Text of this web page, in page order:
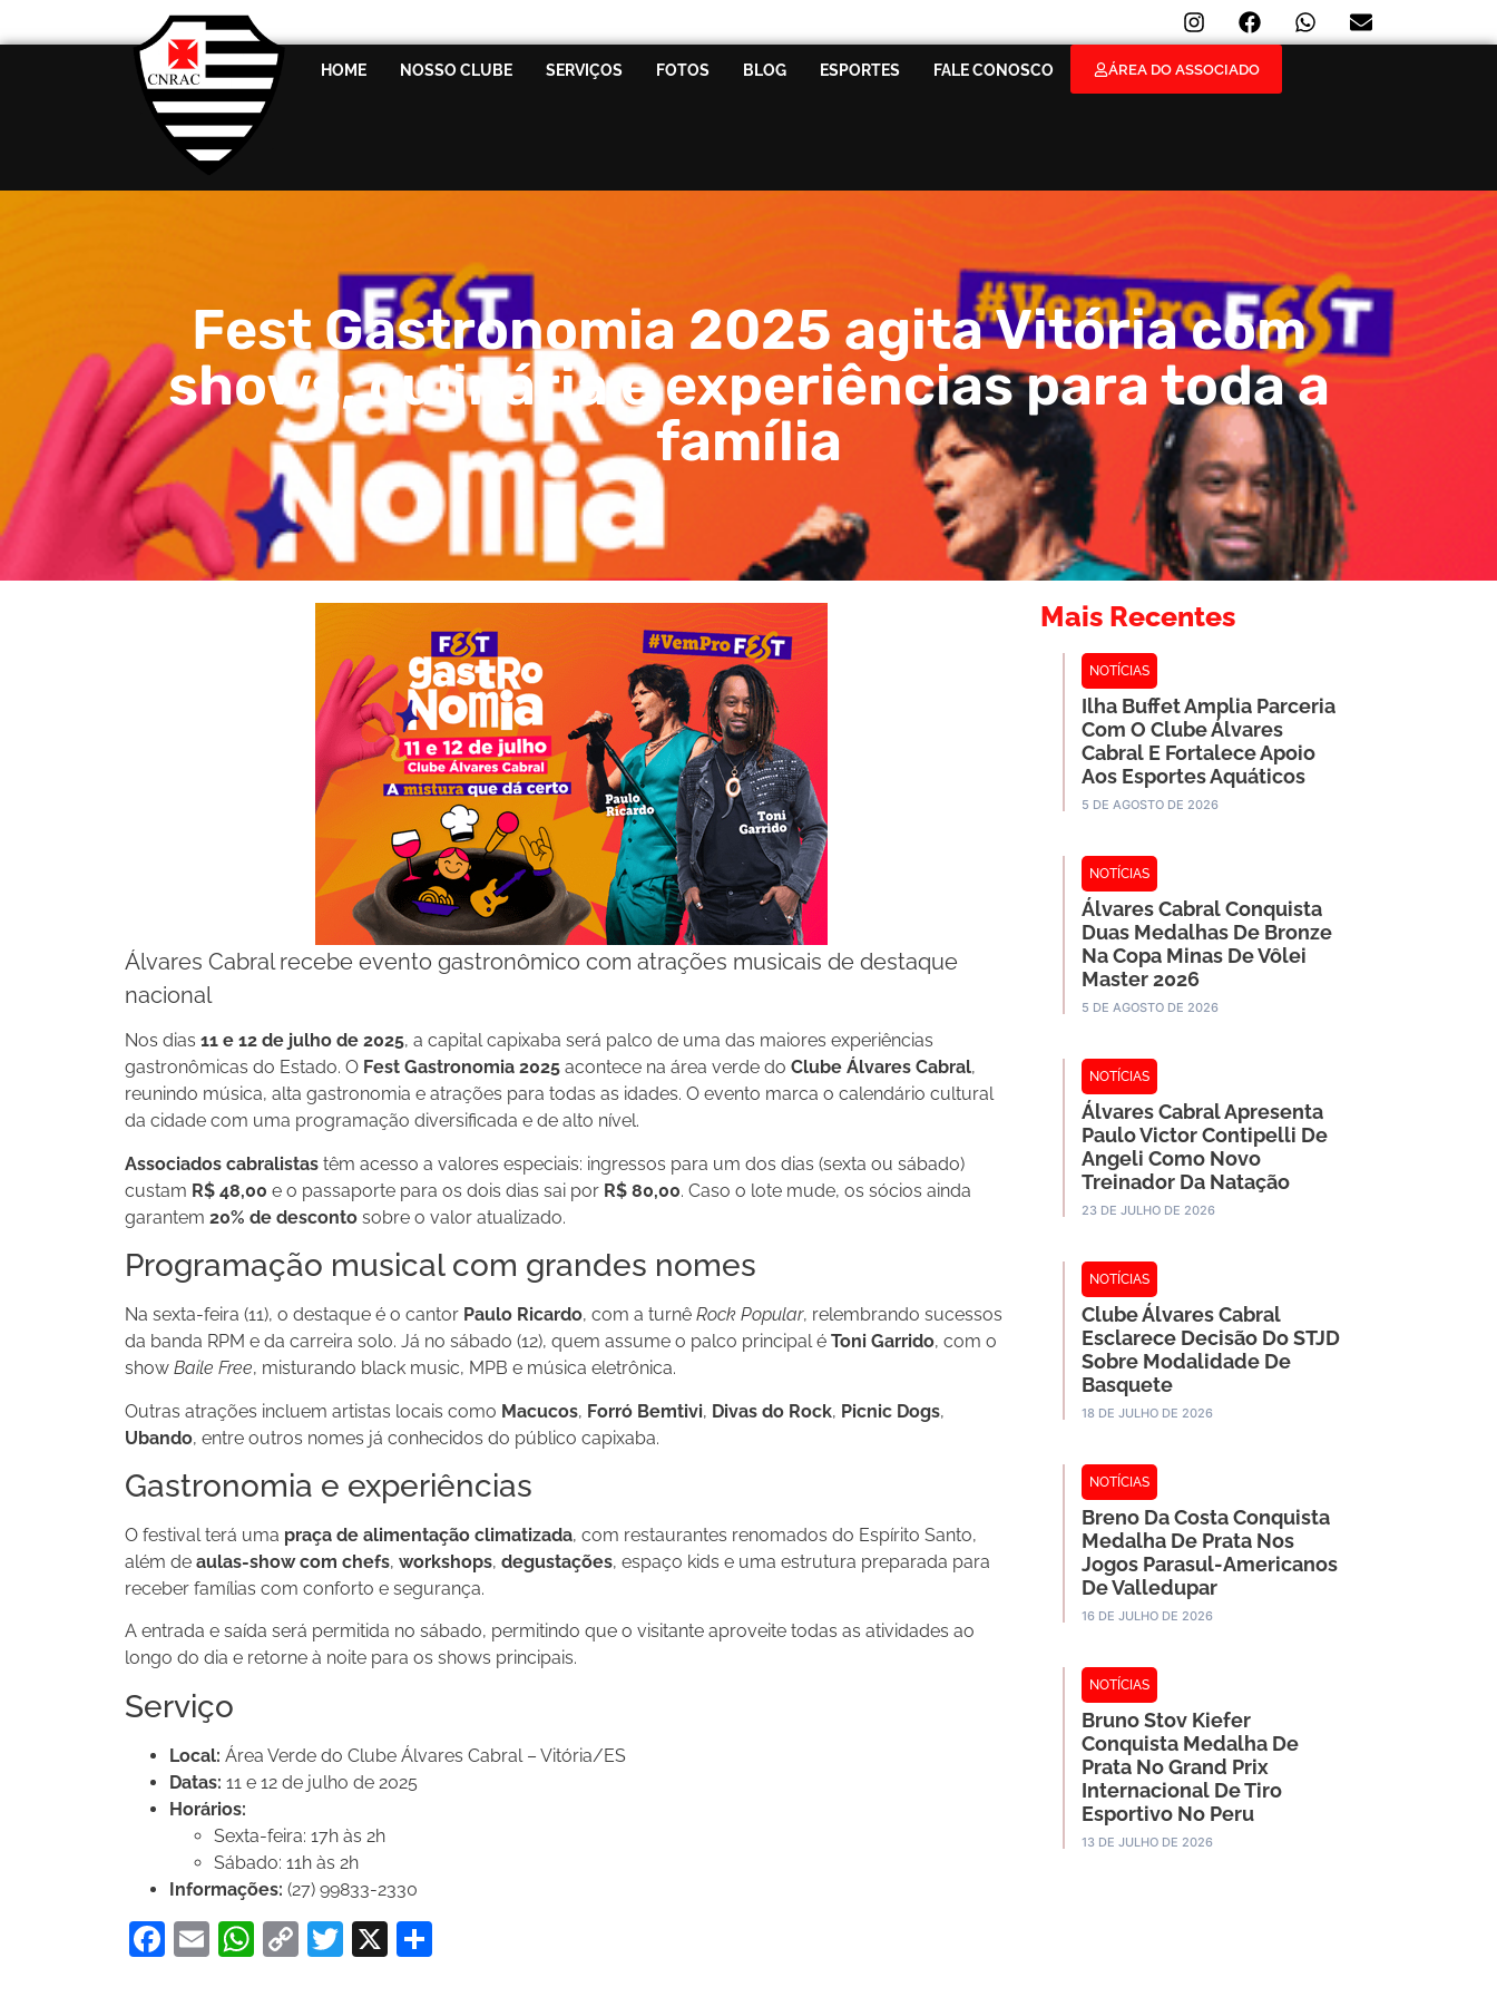
HOME NOSSO CLUBE SERVIÇOS FOTOS BLOG ESPORTES FALE CONOSCO ÁREA DO ASSOCIADO
Fest Gastronomia 2025 agita Vitória com
shows, culinária e experiências para toda a
família
Álvares Cabral recebe evento gastronômico com atrações musicais de destaque
nacional
Nos dias 11 e 12 de julho de 2025, a capital capixaba será palco de uma das maiores experiências
gastronômicas do Estado. O Fest Gastronomia 2025 acontece na área verde do Clube Álvares Cabral,
reunindo música, alta gastronomia e atrações para todas as idades. O evento marca o calendário cultural
da cidade com uma programação diversificada e de alto nível.
Associados cabralistas têm acesso a valores especiais: ingressos para um dos dias (sexta ou sábado)
custam R$ 48,00 e o passaporte para os dois dias sai por R$ 80,00. Caso o lote mude, os sócios ainda
garantem 20% de desconto sobre o valor atualizado.
Programação musical com grandes nomes
Na sexta-feira (11), o destaque é o cantor Paulo Ricardo, com a turnê Rock Popular, relembrando sucessos
da banda RPM e da carreira solo. Já no sábado (12), quem assume o palco principal é Toni Garrido, com o
show Baile Free, misturando black music, MPB e música eletrônica.
Outras atrações incluem artistas locais como Macucos, Forró Bemtivi, Divas do Rock, Picnic Dogs,
Ubando, entre outros nomes já conhecidos do público capixaba.
Gastronomia e experiências
O festival terá uma praça de alimentação climatizada, com restaurantes renomados do Espírito Santo,
além de aulas-show com chefs, workshops, degustações, espaço kids e uma estrutura preparada para
receber famílias com conforto e segurança.
A entrada e saída será permitida no sábado, permitindo que o visitante aproveite todas as atividades ao
longo do dia e retorne à noite para os shows principais.
Serviço
Local: Área Verde do Clube Álvares Cabral – Vitória/ES
Datas: 11 e 12 de julho de 2025
Horários:
Sexta-feira: 17h às 2h
Sábado: 11h às 2h
Informações: (27) 99833-2330
Facebook
EmailWhatsApp
CopyTwitter
X
Mais Recentes
NOTÍCIAS
Ilha Buffet Amplia Parceria
Com O Clube Álvares
Cabral E Fortalece Apoio
Aos Esportes Aquáticos
5 DE AGOSTO DE 2026
NOTÍCIAS
Álvares Cabral Conquista
Duas Medalhas De Bronze
Na Copa Minas De Vôlei
Master 2026
5 DE AGOSTO DE 2026
NOTÍCIAS
Álvares Cabral Apresenta
Paulo Victor Contipelli De
Angeli Como Novo
Treinador Da Natação
23 DE JULHO DE 2026
NOTÍCIAS
Clube Álvares Cabral
Esclarece Decisão Do STJD
Sobre Modalidade De
Basquete
18 DE JULHO DE 2026
NOTÍCIAS
Breno Da Costa Conquista
Medalha De Prata Nos
Jogos Parasul-Americanos
De Valledupar
16 DE JULHO DE 2026
NOTÍCIAS
Bruno Stov Kiefer
Conquista Medalha De
Prata No Grand Prix
Internacional De Tiro
Esportivo No Peru
13 DE JULHO DE 2026